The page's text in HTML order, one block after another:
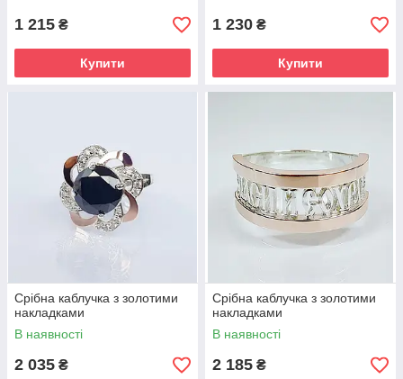
1 215 ₴
Купити
1 230 ₴
Купити
Срібна каблучка з золотими
накладками
В наявності
2 035 ₴
Срібна каблучка з золотими
накладками
В наявності
2 185 ₴